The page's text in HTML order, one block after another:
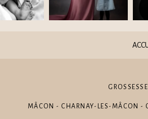
GROSSESSE
MÂCON - CHARNAY-LES-MÂCON -